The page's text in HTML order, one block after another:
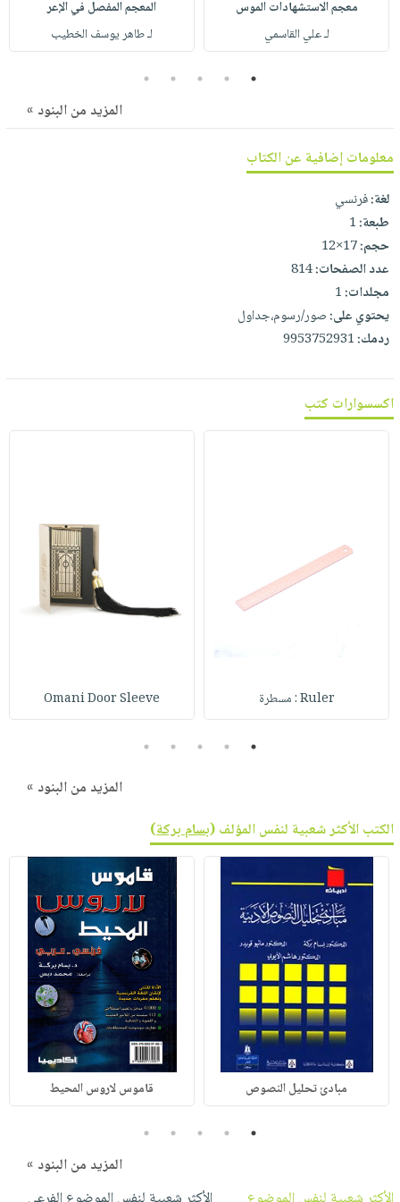
صابون
أطفال
فيديوهات
وفرات
انشر
كتابك
تواصل
معنا
التسوق
معجم الاستشهادات الموس
لـ علي القاسمي
المعجم المفصل في الإعر
لـ طاهر يوسف الخطيب
1
2
3
4
5
المزيد من البنود »
معلومات إضافية عن الكتاب
لغة:فرنسي
طبعة:1
حجم:17×12
عدد الصفحات:814
مجلدات:1
يحتوي على:صور/رسوم،جداول
ردمك:9953752931
اكسسوارات كتب
Ruler : مسطرة Omani Door Sleeve
1
2
3
4
5
المزيد من البنود »
الكتب الأكثر شعبية لنفس المؤلف (بسام بركة)
مبادئ تحليل النصوص قاموس لاروس المحيط
1
2
3
4
5
المزيد من البنود »